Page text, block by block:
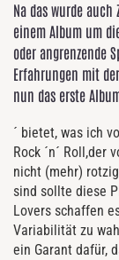
Na das wurde
einem Album um
oder angrenzende
Erfahrungen mit
nun das erste Album
´ bietet, was ich
Rock ´n´ Roll,der
nicht (mehr)
sind sollte diese
Lovers schaffen
Variabilität zu
ein Garant dafür,